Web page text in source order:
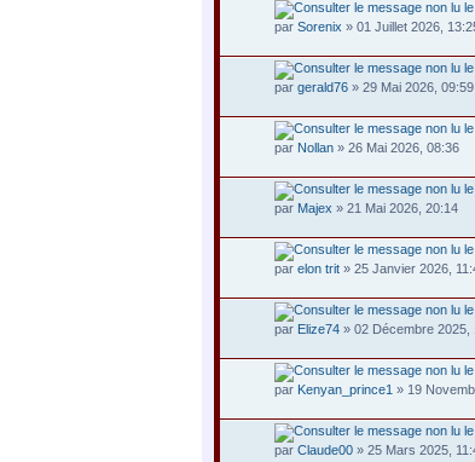
par Sorenix » 01 Juillet 2026,
par gerald76 » 29 Mai 2026, 09:59
par Nollan » 26 Mai 2026, 08:36
par Majex » 21 Mai 2026, 20:14
par elon trit » 25 Janvier 2026,
par Elize74 » 02 Décembre 2025,
par Kenyan_prince1 » 19
par Claude00 » 25 Mars 2025,